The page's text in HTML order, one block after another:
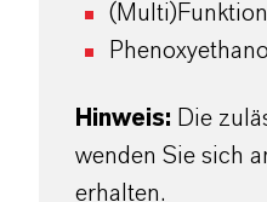
Phenoxyethanol
Hinweis: Die
wenden Sie sich
erhalten.